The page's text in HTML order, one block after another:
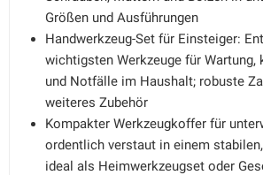
Größen und Ausführungen
Handwerkzeug-Set für Einsteiger:
wichtigsten Werkzeuge für Wartung,
und Notfälle im Haushalt; robuste
weiteres Zubehör
Kompakter Werkzeugkoffer für
ordentlich verstaut in einem
ideal als Heimwerkzeugset oder